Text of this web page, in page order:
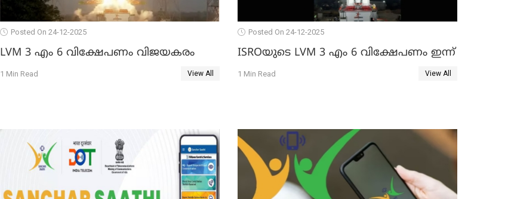
Posted On 24-12-2025
LVM 3 എം 6 വിക്ഷേപണം വിജയകരം
1 Min Read View All
Posted On 24-12-2025
ISROയുടെ LVM 3 എം 6 വിക്ഷേപണം ഇന്ന്
1 Min Read View All